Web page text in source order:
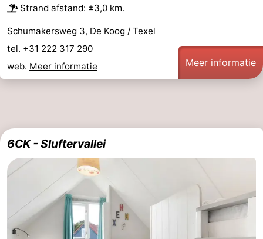
Strand afstand: ±3,0 km.
Schumakersweg 3, De Koog / Texel
tel. +31 222 317 290
web. Meer informatie Meer informatie
6CK - Sluftervallei